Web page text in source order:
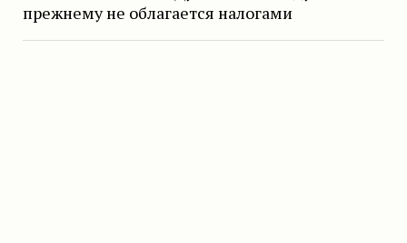
прежнему не облагается налогами